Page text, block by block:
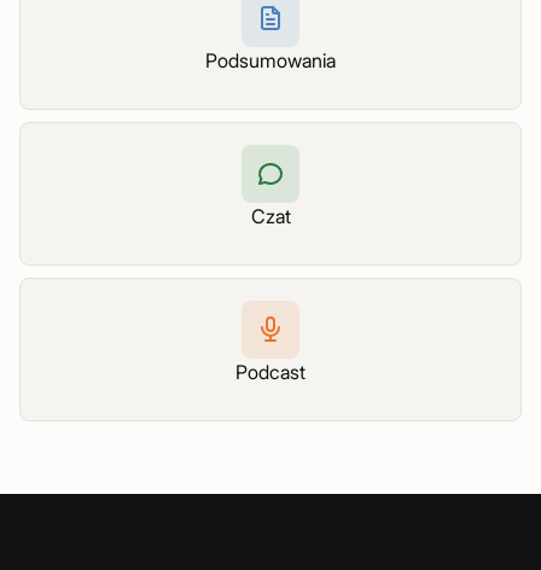
Podsumowania
Czat
Podcast